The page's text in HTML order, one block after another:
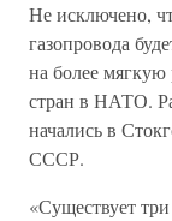
Не исключено,
газопровода
на более
стран в НАТО.
начались в
СССР.
«Существует